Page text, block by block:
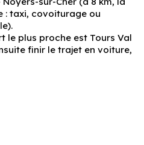
: taxi, covoiturage ou
le plus proche est Tours Val
finir le trajet en voiture,